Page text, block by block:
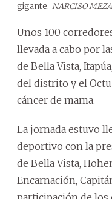
gigante. NARCISO MEZA
Unos 100
llevada a cabo por
de Bella Vista,
del distrito y el
cáncer de mama.
La jornada estuvo
deportivo con la
de Bella Vista,
Encarnación,